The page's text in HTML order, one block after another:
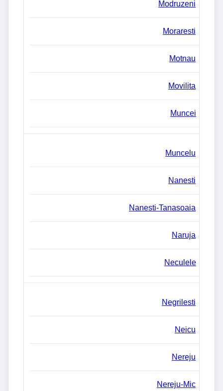
Modruzeni
Moraresti
Motnau
Movilita
Muncei
Muncelu
Nanesti
Nanesti-Tanasoaia
Naruja
Neculele
Negrilesti
Neicu
Nereju
Nereju-Mic